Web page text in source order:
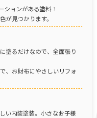
ションがある塗料！
が見つかります。
塗るだけなので、全面張り
、お財布にやさしいリフォ
い内装塗装。小さなお子様